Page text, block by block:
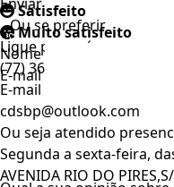
...Ou se preferir
Ligue para nós
(77) 3650-1160
E-mail
cdsbp@outlook.com
Ou seja atendido
Segunda a sexta-feira,
AVENIDA RIO DO PIRES,S/
Satisfeito
Muito satisfeito
Nome
E-mail